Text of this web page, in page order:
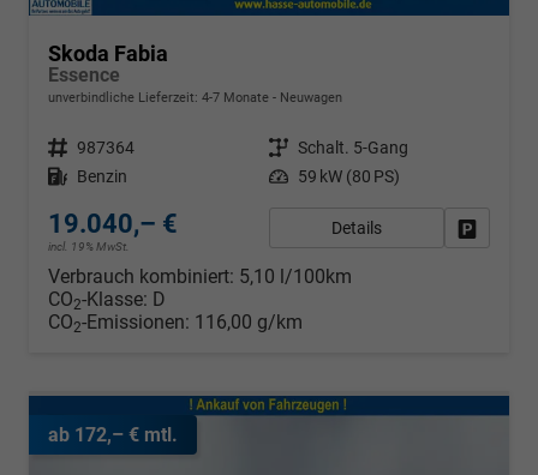
Skoda Fabia
Essence
unverbindliche Lieferzeit: 4-7 Monate Neuwagen
Fahrzeugnr. 987364 Getriebe Schalt. 5-Gang
Kraftstoff Benzin Leistung 59 kW (80 PS)
19.040,– €
incl. 19% MwSt.
Details
Verbrauch kombiniert: 5,10 l/100km
CO2-Klasse: D
CO2-Emissionen: 116,00 g/km
ab 172,– € mtl.